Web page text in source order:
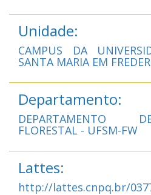
Unidade:
CAMPUS DA
SANTA MARIA EM
Departamento:
DEPARTAMENTO
FLORESTAL - UFSM-FW
Lattes:
http://lattes.cnpq.br/